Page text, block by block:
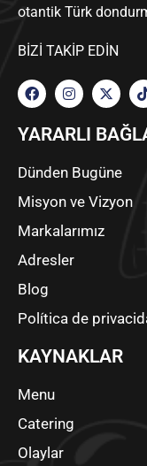
otantik Türk
BIZI TAKIP EDIN
YARARLI
Dünden Bugüne
Misyon ve Vizyon
Markalarımız
Adresler
Blog
Política de
KAYNAKLAR
Menu
Catering
Olaylar